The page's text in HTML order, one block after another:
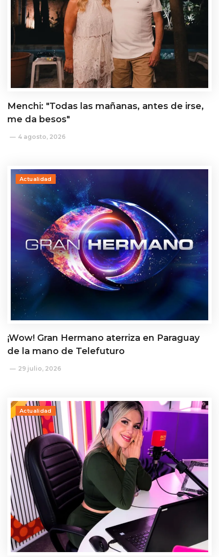
Menchi: "Todas las mañanas, antes de irse,
me da besos"
4 agosto, 2026
Actualidad
¡Wow! Gran Hermano aterriza en Paraguay
de la mano de Telefuturo
29 julio, 2026
Actualidad